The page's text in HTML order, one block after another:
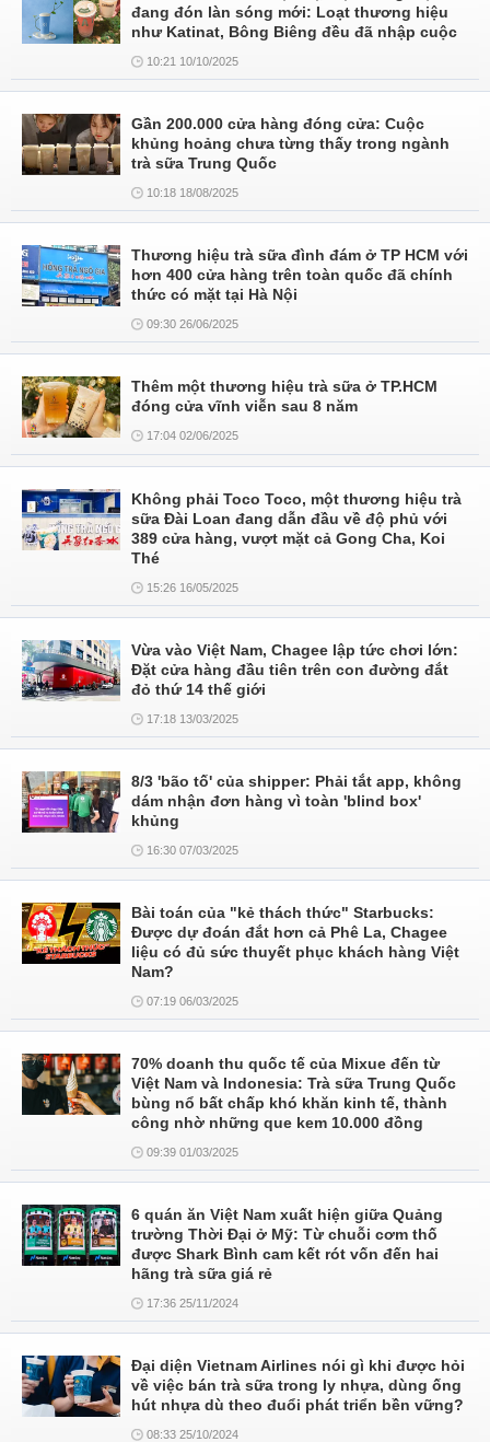
đang đón làn sóng mới: Loạt thương hiệu
như Katinat, Bông Biêng đều đã nhập cuộc
10:21 10/10/2025
Gần 200.000 cửa hàng đóng cửa: Cuộc
khủng hoảng chưa từng thấy trong ngành
trà sữa Trung Quốc
10:18 18/08/2025
Thương hiệu trà sữa đình đám ở TP HCM với
hơn 400 cửa hàng trên toàn quốc đã chính
thức có mặt tại Hà Nội
09:30 26/06/2025
Thêm một thương hiệu trà sữa ở TP.HCM
đóng cửa vĩnh viễn sau 8 năm
17:04 02/06/2025
Không phải Toco Toco, một thương hiệu trà
sữa Đài Loan đang dẫn đầu về độ phủ với
389 cửa hàng, vượt mặt cả Gong Cha, Koi
Thé
15:26 16/05/2025
Vừa vào Việt Nam, Chagee lập tức chơi lớn:
Đặt cửa hàng đầu tiên trên con đường đắt
đỏ thứ 14 thế giới
17:18 13/03/2025
8/3 'bão tố' của shipper: Phải tắt app, không
dám nhận đơn hàng vì toàn 'blind box'
khủng
16:30 07/03/2025
Bài toán của "kẻ thách thức" Starbucks:
Được dự đoán đắt hơn cả Phê La, Chagee
liệu có đủ sức thuyết phục khách hàng Việt
Nam?
07:19 06/03/2025
70% doanh thu quốc tế của Mixue đến từ
Việt Nam và Indonesia: Trà sữa Trung Quốc
bùng nổ bất chấp khó khăn kinh tế, thành
công nhờ những que kem 10.000 đồng
09:39 01/03/2025
6 quán ăn Việt Nam xuất hiện giữa Quảng
trường Thời Đại ở Mỹ: Từ chuỗi cơm thố
được Shark Bình cam kết rót vốn đến hai
hãng trà sữa giá rẻ
17:36 25/11/2024
Đại diện Vietnam Airlines nói gì khi được hỏi
về việc bán trà sữa trong ly nhựa, dùng ống
hút nhựa dù theo đuổi phát triển bền vững?
08:33 25/10/2024